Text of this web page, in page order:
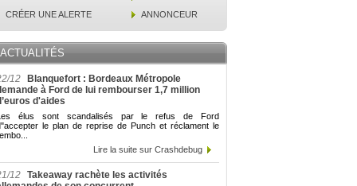
CRÉER UNE ALERTE
ANNONCEUR
ACTUALITÉS
12
Blanquefort : Bordeaux Métropole
à Ford de lui rembourser 1,7 million
d'aides
élus sont scandalisés par le refus de Ford
le plan de reprise de Punch et réclament le
Lire la suite sur Crashdebug
12 Takeaway rachète les activités